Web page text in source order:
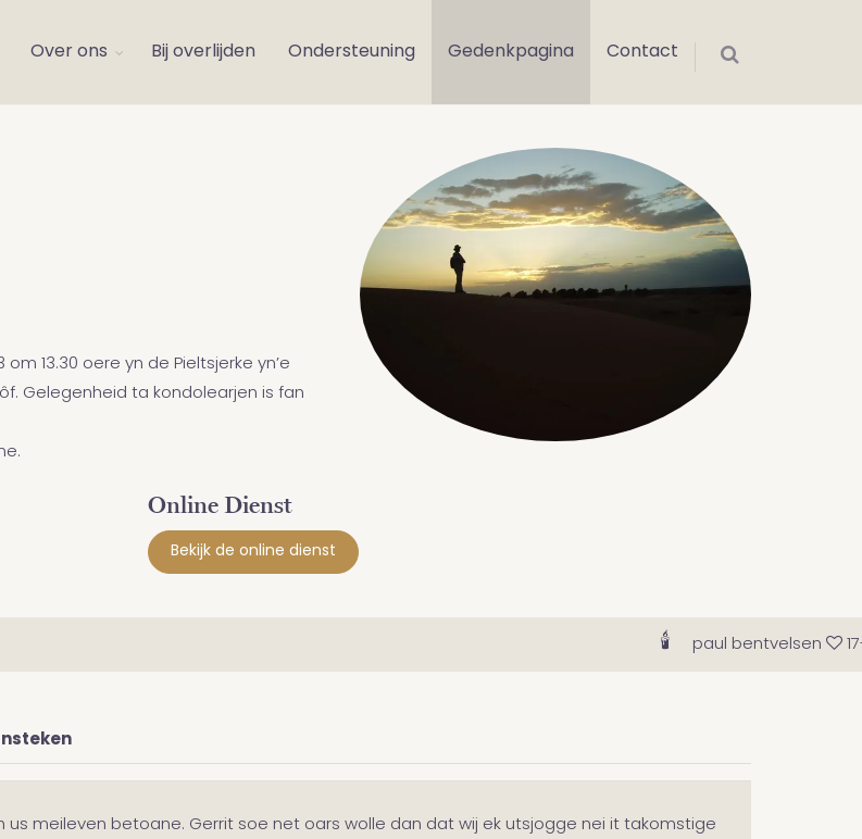
Over ons Bij overlijden Ondersteuning Gedenkpagina Contact
13.30 oere yn de Pieltsjerke yn’e
Gelegenheid ta kondolearjen is fan
Online Dienst
Bekijk de online dienst
paul bentvelsen 17-
us meileven betoane. Gerrit soe net oars wolle dan dat wij ek utsjogge nei it takomstige